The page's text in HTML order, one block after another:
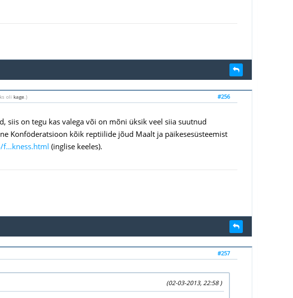
#256
oli kage.)
siis on tegu kas valega või on mõni üksik veel siia suutnud
Konföderatsioon kõik reptiilide jõud Maalt ja päikesesüsteemist
(inglise keeles).
#257
(02-03-2013, 22:58 )